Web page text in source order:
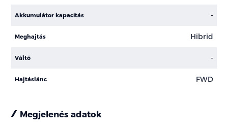
Akkumulátor kapacitás -
Meghajtás Hibrid
Váltó -
Hajtáslánc FWD
Megjelenés adatok